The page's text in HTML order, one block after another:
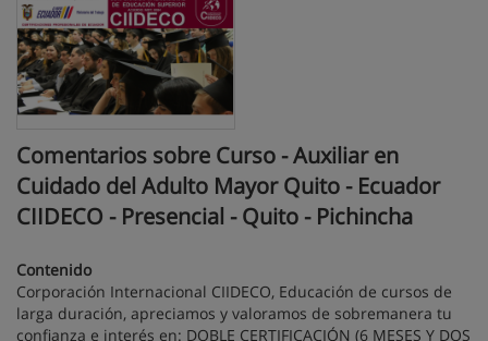
Comentarios sobre Curso - Auxiliar en
Cuidado del Adulto Mayor Quito - Ecuador
CIIDECO - Presencial - Quito - Pichincha
Contenido
Corporación Internacional CIIDECO, Educación de cursos de
larga duración, apreciamos y valoramos de sobremanera tu
confianza e interés en: DOBLE CERTIFICACIÓN (6 MESES Y DOS